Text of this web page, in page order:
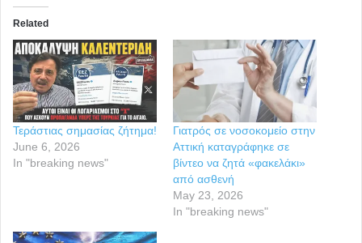
Related
Τεράστιας σημασίας ζήτημα!
June 6, 2026
In "breaking news"
Γιατρός σε νοσοκομείο στην
Αττική καταγράφηκε σε
βίντεο να ζητά «φακελάκι»
από ασθενή
May 23, 2026
In "breaking news"